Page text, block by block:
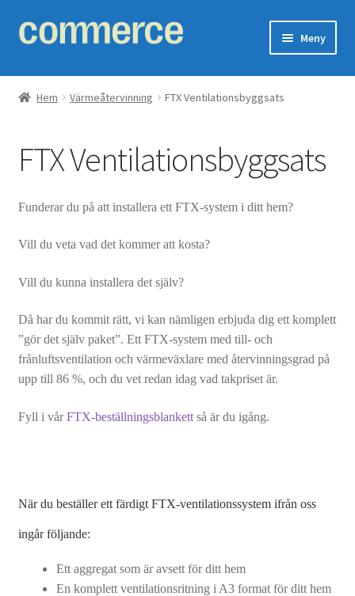
Hoppa
till
Hoppa
till
Meny
Ventilationssystem
Värmeåtervinning
FTX-aggregat
FTX Ventilationsbyggsats
Kanalvärmare/Kylare
Uthyrning luftflödesmätare
FTX-reservdelar
Filter
Hem Värmeåtervinning FTX Ventilationsbyggsats
FTX Ventilationsbyggsats
Funderar du på att installera ett FTX-system i ditt hem?
Vill du veta vad det kommer att kosta?
Vill du kunna installera det själv?
Då har du kommit rätt, vi kan nämligen erbjuda dig ett komplett
”gör det själv paket”. Ett FTX-system med till- och
frånluftsventilation och värmeväxlare med återvinningsgrad på
upp till 86 %, och du vet redan idag vad takpriset är.
Fyll i vårFTX-beställningsblankettså är du igång.
När du beställer ett färdigt FTX-ventilationssystem ifrån oss
ingår följande:
Ett aggregat som är avsett för ditt hem
En komplett ventilationsritning i A3 format för ditt hem